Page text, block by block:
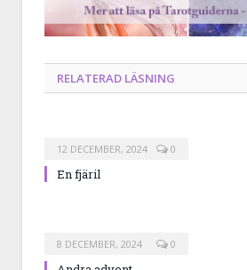
RELATERAD LÄSNING
12 DECEMBER, 2024 0
En fjäril
8 DECEMBER, 2024 0